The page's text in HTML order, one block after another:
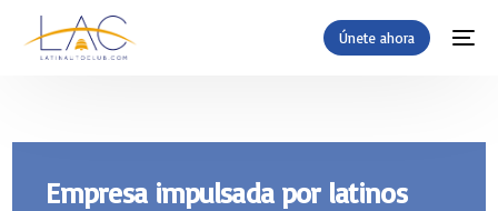
Únete ahora
Empresa impulsada por latinos